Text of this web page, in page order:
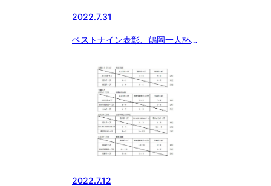
2022.7.31
ベストナイン表彰、鶴岡一人杯、
2022.7.12